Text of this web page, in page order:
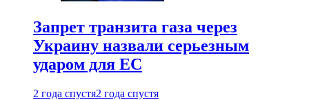
Запрет транзита газа через
Украину назвали серьезным
ударом для ЕС
2 года спустя2 года спустя